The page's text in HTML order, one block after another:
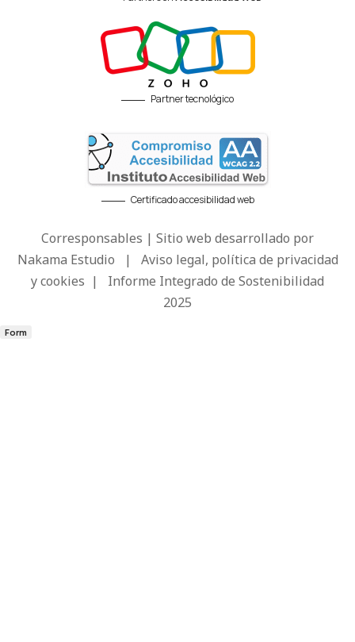
Partner tecnológico
Certificado accesibilidad web
Corresponsables | Sitio web desarrollado por
Nakama Estudio | Aviso legal, política de privacidad
y cookies | Informe Integrado de Sostenibilidad
2025
Form